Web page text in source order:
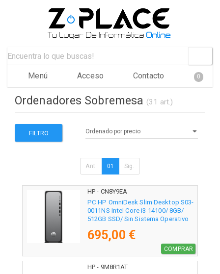
Menú Acceso Contacto 0
Ordenadores Sobremesa (31 art.)
FILTRO
Ant. 01 Sig.
HP - CN8Y9EA
PC HP OmniDesk Slim Desktop S03-
0011NS Intel Core i3-14100/ 8GB/
512GB SSD/ Sin Sistema Operativo
695,00 €
COMPRAR
HP - 9M8R1AT